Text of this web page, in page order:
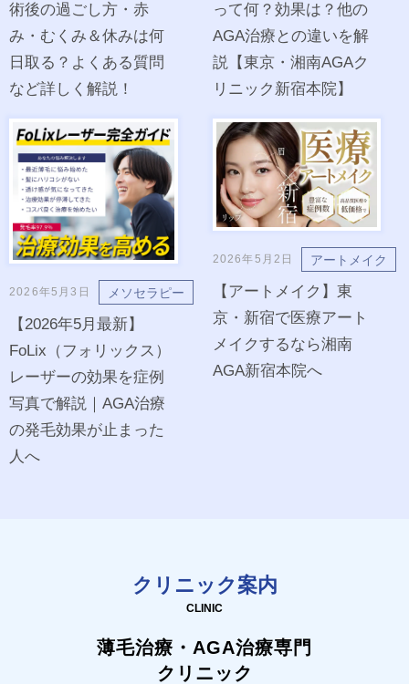
術後の過ごし方・赤
み・むくみ＆休みは何
日取る？よくある質問
など詳しく解説！
って何？効果は？他の
AGA治療との違いを解
説【東京・湘南AGAク
リニック新宿本院】
2026年5月3日 メソセラピー
【2026年5月最新】
FoLix（フォリックス）
レーザーの効果を症例
写真で解説｜AGA治療
の発毛効果が止まった
人へ
2026年5月2日 アートメイク
【アートメイク】東
京・新宿で医療アート
メイクするなら湘南
AGA新宿本院へ
クリニック案内
CLINIC
薄毛治療・AGA治療専門
クリニック